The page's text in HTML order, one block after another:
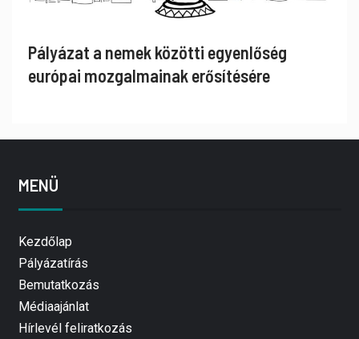
Pályázat a nemek közötti egyenlőség
európai mozgalmainak erősítésére
MENÜ
Kezdőlap
Pályázatírás
Bemutatkozás
Médiaajánlat
Hírlevél feliratkozás